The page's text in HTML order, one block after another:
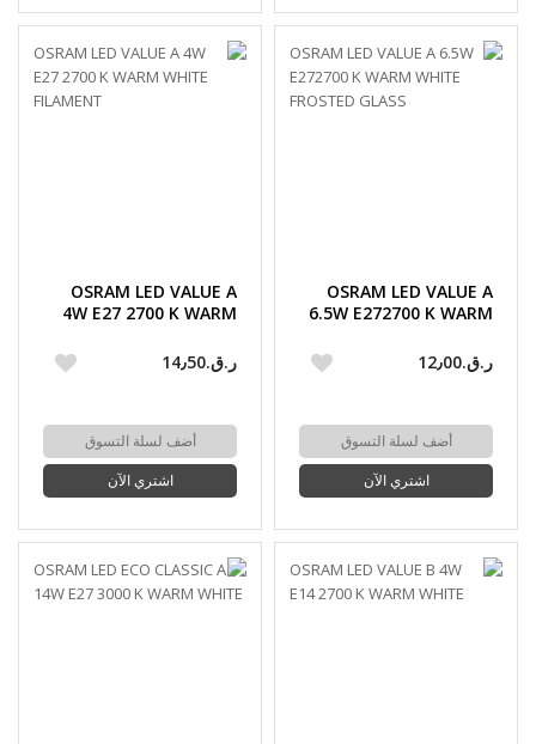
OSRAM LED VALUE A
6.5W E272700 K WARM
ر.ق.‏12٫00
أضف لسلة التسوق
اشتري الآن
OSRAM LED VALUE A
4W E27 2700 K WARM
ر.ق.‏14٫50
أضف لسلة التسوق
اشتري الآن